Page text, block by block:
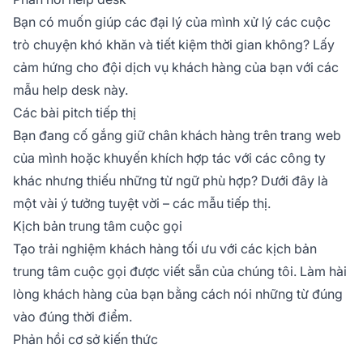
Bạn có muốn giúp các đại lý của mình xử lý các cuộc
trò chuyện khó khăn và tiết kiệm thời gian không? Lấy
cảm hứng cho đội dịch vụ khách hàng của bạn với các
mẫu help desk này.
Các bài pitch tiếp thị
Bạn đang cố gắng giữ chân khách hàng trên trang web
của mình hoặc khuyến khích hợp tác với các công ty
khác nhưng thiếu những từ ngữ phù hợp? Dưới đây là
một vài ý tưởng tuyệt vời – các mẫu tiếp thị.
Kịch bản trung tâm cuộc gọi
Tạo trải nghiệm khách hàng tối ưu với các kịch bản
trung tâm cuộc gọi được viết sẵn của chúng tôi. Làm hài
lòng khách hàng của bạn bằng cách nói những từ đúng
vào đúng thời điểm.
Phản hồi cơ sở kiến thức